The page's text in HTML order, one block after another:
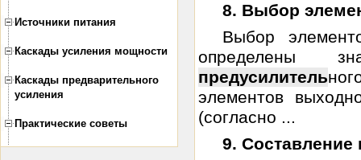
Источники питания
Каскады усиления мощности
Каскады предварительного
усиления
Практические советы
8. Выбор
Выбор
определены
предусилитель
элементов
(согласно ...
9. Составление